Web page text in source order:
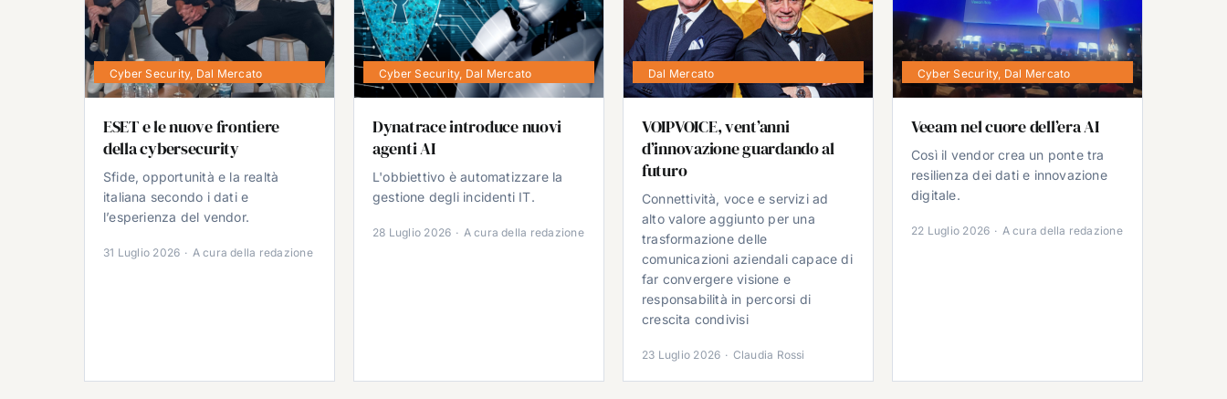
Cyber Security, Dal Mercato
ESET e le nuove frontiere
della cybersecurity
Sfide, opportunità e la realtà
italiana secondo i dati e
l’esperienza del vendor.
31 Luglio 2026 · A cura della redazione
Cyber Security, Dal Mercato
Dynatrace introduce nuovi
agenti AI
L'obbiettivo è automatizzare la
gestione degli incidenti IT.
28 Luglio 2026 · A cura della redazione
Dal Mercato
VOIPVOICE, vent’anni
d’innovazione guardando al
futuro
Connettività, voce e servizi ad
alto valore aggiunto per una
trasformazione delle
comunicazioni aziendali capace di
far convergere visione e
responsabilità in percorsi di
crescita condivisi
23 Luglio 2026 · Claudia Rossi
Cyber Security, Dal Mercato
Veeam nel cuore dell’era AI
Così il vendor crea un ponte tra
resilienza dei dati e innovazione
digitale.
22 Luglio 2026 · A cura della redazione